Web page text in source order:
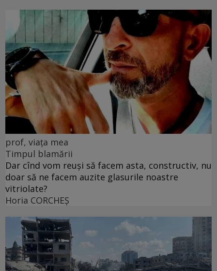
prof, viața mea
Timpul blamării
Dar cînd vom reuși să facem asta, constructiv, nu
doar să ne facem auzite glasurile noastre
vitriolate?
Horia CORCHEŞ